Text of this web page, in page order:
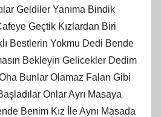
Geldiler Yanıma Bindik
Geçtik Kızlardan Biri
Bestlerin Yokmu Dedi Bende
Bekleyin Gelicekler Dedim
Bunlar Olamaz Falan Gibi
Onlar Ayrı Masaya
Benim Kız İle Aynı Masada